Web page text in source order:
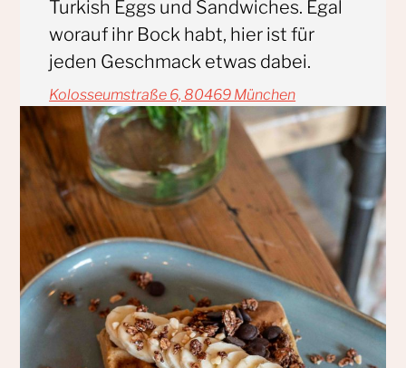
Turkish Eggs und Sandwiches. Egal
worauf ihr Bock habt, hier ist für
jeden Geschmack etwas dabei.
Kolosseumstraße 6, 80469 München